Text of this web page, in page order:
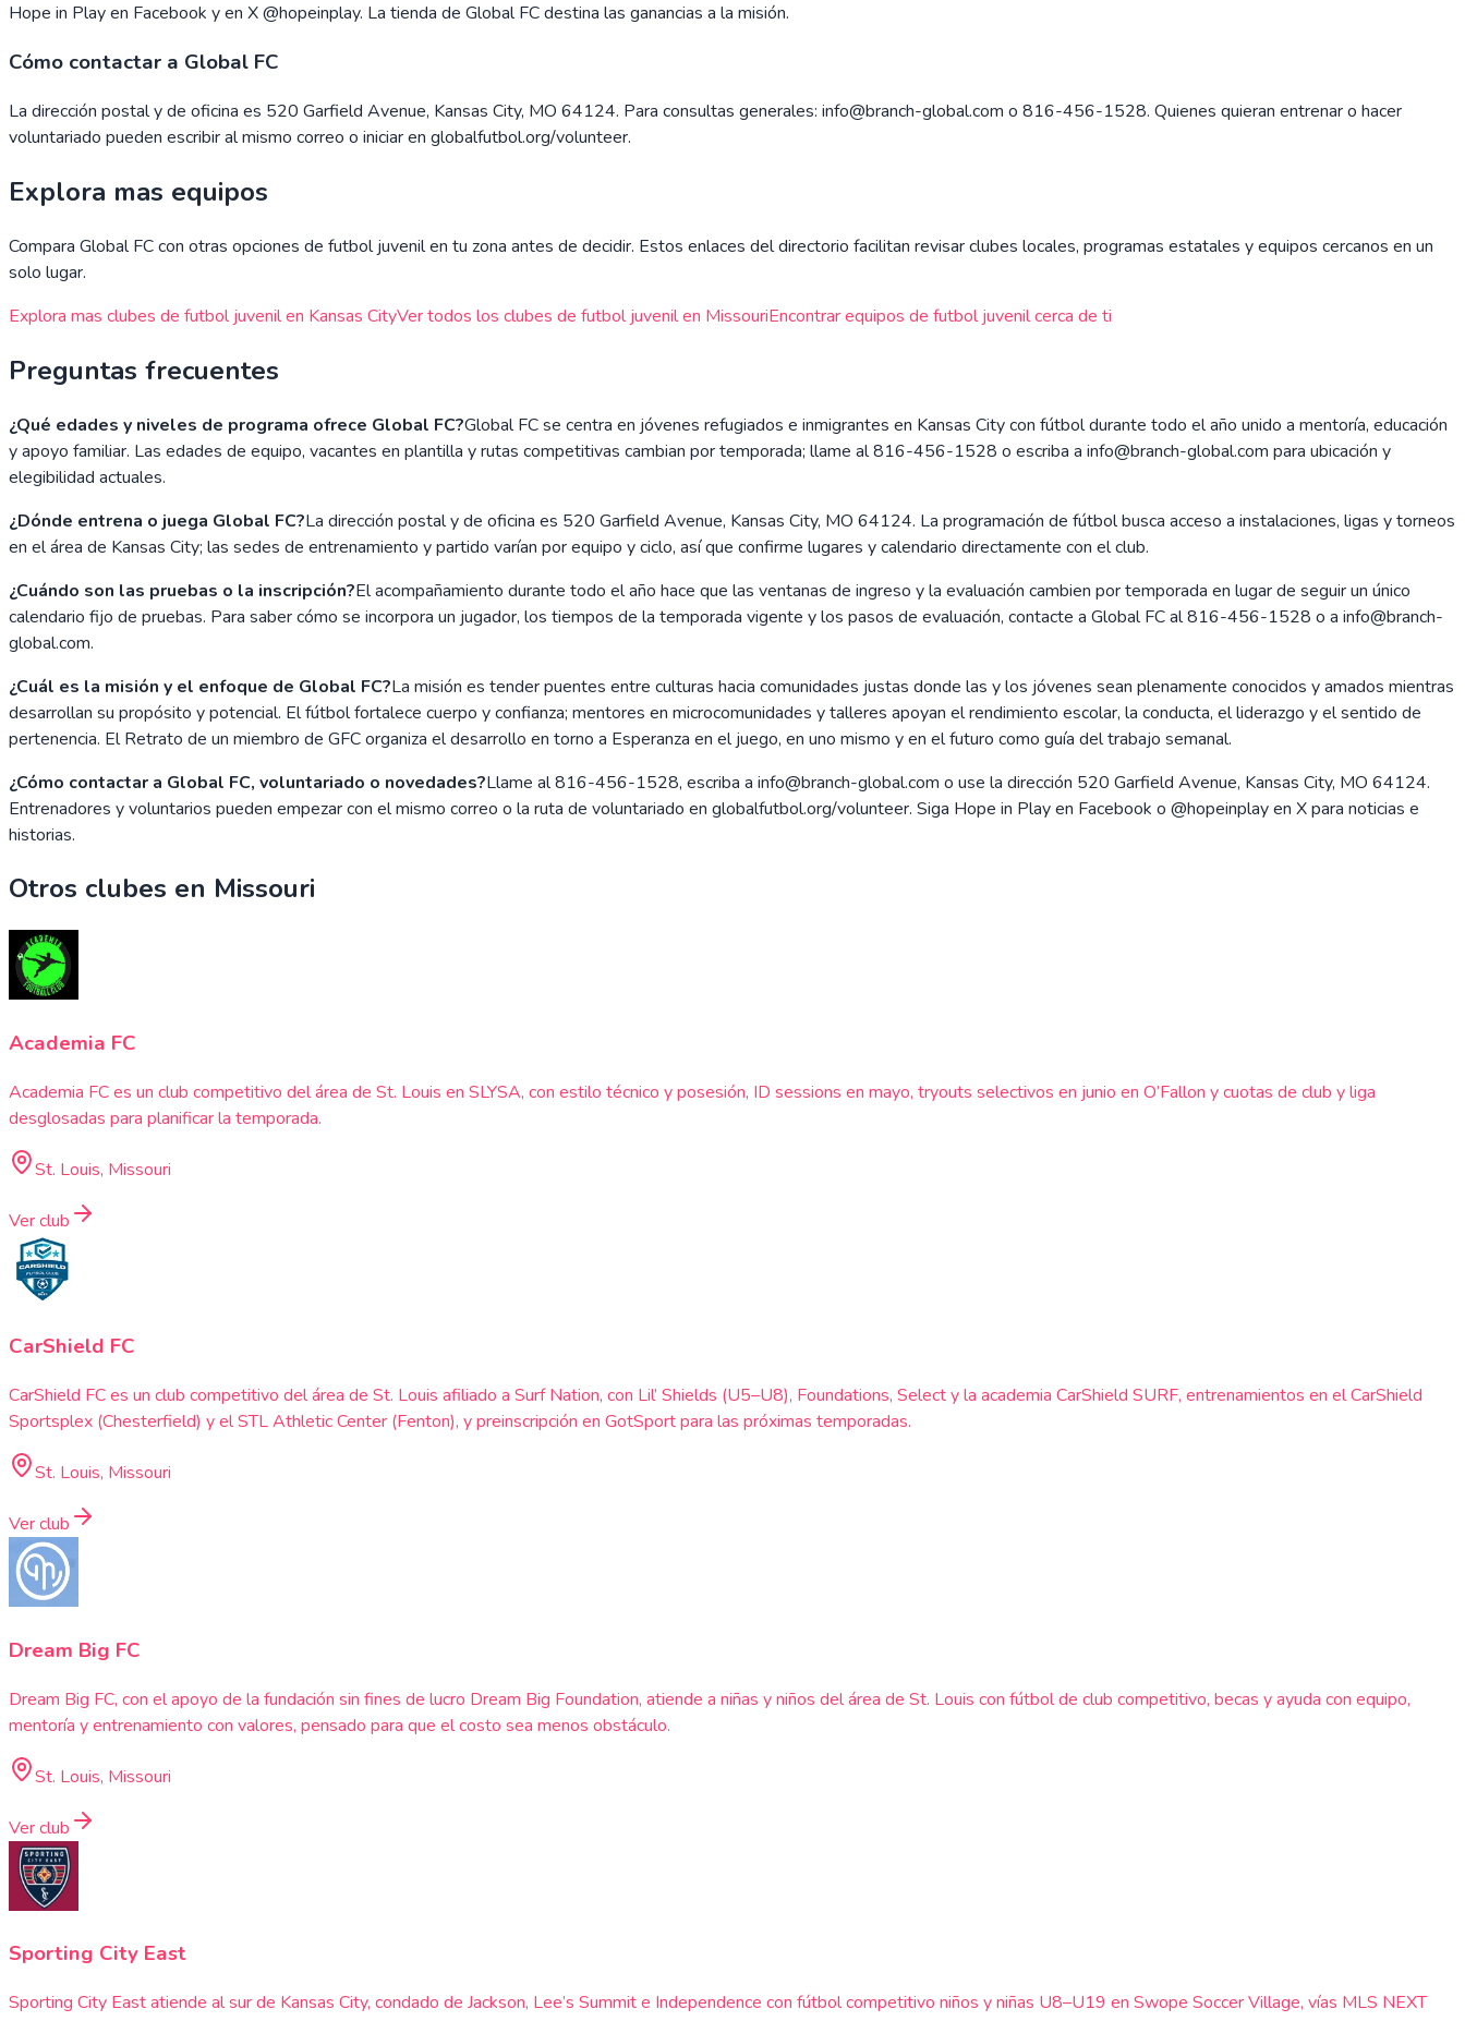
Hope in Play en Facebook y en X @hopeinplay. La tienda de Global FC destina las ganancias a la misión.
Cómo contactar a Global FC
La dirección postal y de oficina es 520 Garfield Avenue, Kansas City, MO 64124. Para consultas generales: info@branch-global.com o 816-456-1528. Quienes quieran entrenar o hacer
voluntariado pueden escribir al mismo correo o iniciar en globalfutbol.org/volunteer.
Explora mas equipos
Compara Global FCcon otras opciones de futbol juvenil en tu zona antes de decidir. Estos enlaces del directorio facilitan revisar clubes locales, programas estatales y equipos cercanos en un
solo lugar.
Explora mas clubes de futbol juvenil en Kansas CityVer todos los clubes de futbol juvenil en MissouriEncontrar equipos de futbol juvenil cerca de ti
Preguntas frecuentes
¿Qué edades y niveles de programa ofrece Global FC?Global FC se centra en jóvenes refugiados e inmigrantes en Kansas City con fútbol durante todo el año unido a mentoría, educación
y apoyo familiar. Las edades de equipo, vacantes en plantilla y rutas competitivas cambian por temporada; llame al 816-456-1528 o escriba a info@branch-global.com para ubicación y
elegibilidad actuales.
¿Dónde entrena o juega Global FC?La dirección postal y de oficina es 520 Garfield Avenue, Kansas City, MO 64124. La programación de fútbol busca acceso a instalaciones, ligas y torneos
en el área de Kansas City; las sedes de entrenamiento y partido varían por equipo y ciclo, así que confirme lugares y calendario directamente con el club.
¿Cuándo son las pruebas o la inscripción?El acompañamiento durante todo el año hace que las ventanas de ingreso y la evaluación cambien por temporada en lugar de seguir un único
calendario fijo de pruebas. Para saber cómo se incorpora un jugador, los tiempos de la temporada vigente y los pasos de evaluación, contacte a Global FC al 816-456-1528 o a info@branch-
global.com.
¿Cuál es la misión y el enfoque de Global FC?La misión es tender puentes entre culturas hacia comunidades justas donde las y los jóvenes sean plenamente conocidos y amados mientras
desarrollan su propósito y potencial. El fútbol fortalece cuerpo y confianza; mentores en microcomunidades y talleres apoyan el rendimiento escolar, la conducta, el liderazgo y el sentido de
pertenencia. El Retrato de un miembro de GFC organiza el desarrollo en torno a Esperanza en el juego, en uno mismo y en el futuro como guía del trabajo semanal.
¿Cómo contactar a Global FC, voluntariado o novedades?Llame al 816-456-1528, escriba a info@branch-global.com o use la dirección 520 Garfield Avenue, Kansas City, MO 64124.
Entrenadores y voluntarios pueden empezar con el mismo correo o la ruta de voluntariado en globalfutbol.org/volunteer. Siga Hope in Play en Facebook o @hopeinplay en X para noticias e
historias.
Otros clubes en Missouri
Academia FC
Academia FC es un club competitivo del área de St. Louis en SLYSA, con estilo técnico y posesión, ID sessions en mayo, tryouts selectivos en junio en O’Fallon y cuotas de club y liga
desglosadas para planificar la temporada.
St. Louis, Missouri
Ver club
CarShield FC
CarShield FC es un club competitivo del área de St. Louis afiliado a Surf Nation, con Lil’ Shields (U5–U8), Foundations, Select y la academia CarShield SURF, entrenamientos en el CarShield
Sportsplex (Chesterfield) y el STL Athletic Center (Fenton), y preinscripción en GotSport para las próximas temporadas.
St. Louis, Missouri
Ver club
Dream Big FC
Dream Big FC, con el apoyo de la fundación sin fines de lucro Dream Big Foundation, atiende a niñas y niños del área de St. Louis con fútbol de club competitivo, becas y ayuda con equipo,
mentoría y entrenamiento con valores, pensado para que el costo sea menos obstáculo.
St. Louis, Missouri
Ver club
Sporting City East
Sporting City East atiende al sur de Kansas City, condado de Jackson, Lee’s Summit e Independence con fútbol competitivo niños y niñas U8–U19 en Swope Soccer Village, vías MLS NEXT